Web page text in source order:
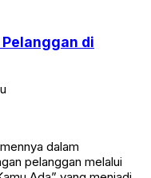
di
dalam
pelanggan melalui